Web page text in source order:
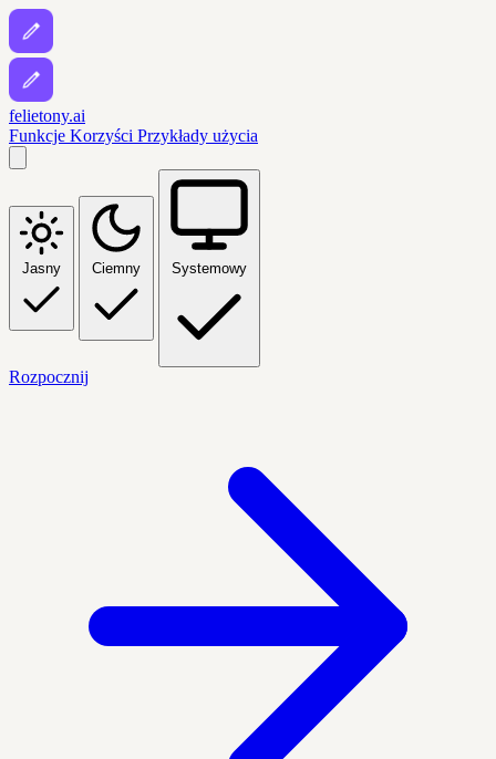
felietony.ai
Funkcje Korzyści Przykłady użycia
Jasny Ciemny Systemowy
Rozpocznij